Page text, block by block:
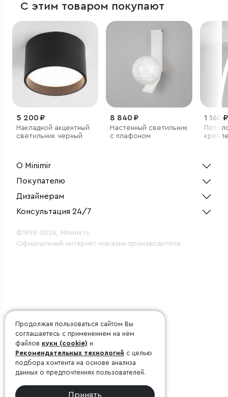
С этим товаром покупают
5 200 ₽
Накладной акцентный
светильник черный
8 840 ₽
Настенный светильник
с плафоном
1 160 ₽
О Minimir
Покупателю
Дизайнерам
Консультация 24/7
©1998-2026, Minimir.ru
Официальный интернет-магазин производителя.
Продолжая пользоваться сайтом Вы
соглашаетесь с применением на нём
файлов куки (cookie) и
Рекомендательных технологий с целью
подбора контента на основе анализа
данных о предпочтениях пользователей.
Принять